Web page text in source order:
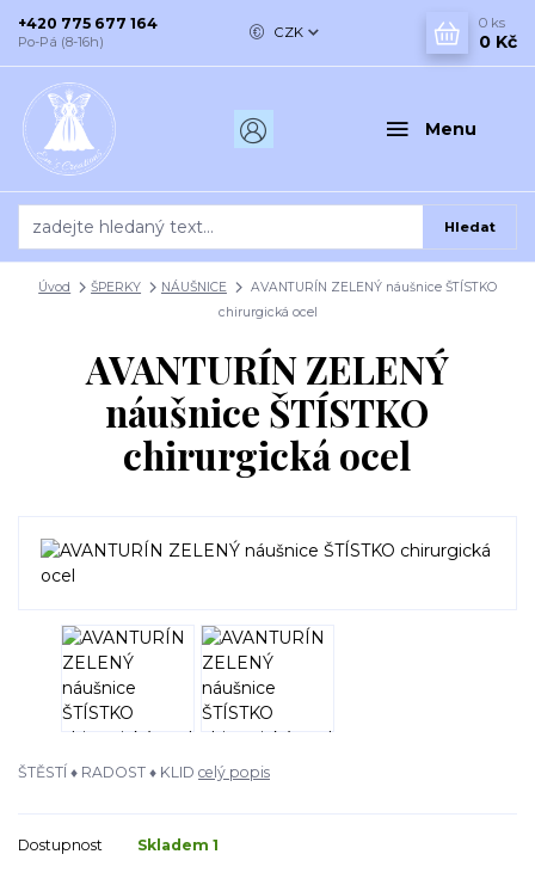
Menu
CZK
Hledat
+420 775 677 164
Po-Pá (8-16h)
0 ks
0 Kč
Úvod ŠPERKY NÁUŠNICE
AVANTURÍN ZELENÝ náušnice ŠTÍSTKO
chirurgická ocel
AVANTURÍN ZELENÝ
náušnice ŠTÍSTKO
chirurgická ocel
ŠTĚSTÍ ♦ RADOST ♦ KLID celý popis
Dostupnost Skladem 1